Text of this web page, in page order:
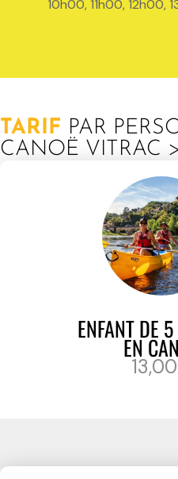
10h00, 11h00, 12h00,
TARIF PAR
CANOË VITRAC
ENFANT DE
EN